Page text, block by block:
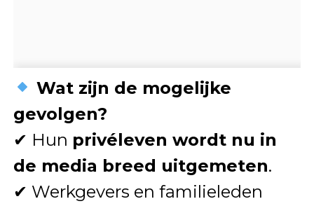
Wat zijn de mogelijke
gevolgen?
✔ Hun privéleven wordt nu in
de media breed uitgemeten.
✔ Werkgevers en familieleden